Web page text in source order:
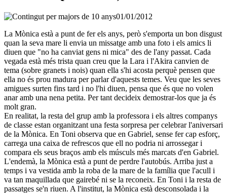
01/01/2012
La Mònica està a punt de fer els anys, però s'emporta un bon disgust
quan la seva mare li envia un missatge amb una foto i els amics li
diuen que "no ha canviat gens ni mica" des de l'any passat. Cada
vegada està més trista quan creu que la Lara i l'Akira canvien de
tema (sobre granets i nois) quan ella s'hi acosta perquè pensen que
ella no és prou madura per parlar d'aquests temes. Veu que les seves
amigues surten fins tard i no l'hi diuen, pensa que és que no volen
anar amb una nena petita. Per tant decideix demostrar-los que ja és
molt gran.
En realitat, la resta del grup amb la professora i els altres companys
de classe estan organitzant una festa sorpresa per celebrar l'aniversari
de la Mònica. En Toni observa que en Gabriel, sense fer cap esforç,
carrega una caixa de refrescos que ell no podria ni arrossegar i
compara els seus braços amb els músculs més marcats d'en Gabriel.
L'endemà, la Mònica està a punt de perdre l'autobús. Arriba just a
temps i va vestida amb la roba de la mare de la família que l'acull i
va tan maquillada que gairebé ni se la reconeix. En Toni i la resta de
passatges se'n riuen. A l'institut, la Mònica està desconsolada i la